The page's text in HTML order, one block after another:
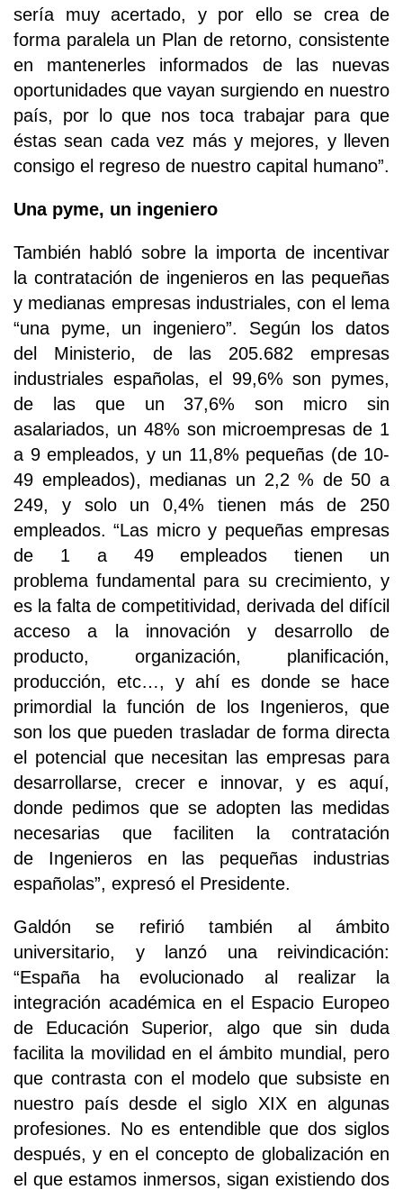
sería muy acertado, y por ello se crea de
forma paralela un Plan de retorno, consistente
en mantenerles informados de las nuevas
oportunidades que vayan surgiendo en nuestro
país, por lo que nos toca trabajar para que
éstas sean cada vez más y mejores, y lleven
consigo el regreso de nuestro capital humano”.
Una pyme, un ingeniero
También habló sobre la importa de incentivar
la contratación de ingenieros en las pequeñas
y medianas empresas industriales, con el lema
“una pyme, un ingeniero”. Según los datos
del Ministerio, de las 205.682 empresas
industriales españolas, el 99,6% son pymes,
de las que un 37,6% son micro sin
asalariados, un 48% son microempresas de 1
a 9 empleados, y un 11,8% pequeñas (de 10-
49 empleados), medianas un 2,2 % de 50 a
249, y solo un 0,4% tienen más de 250
empleados. “Las micro y pequeñas empresas
de 1 a 49 empleados tienen un
problema fundamental para su crecimiento, y
es la falta de competitividad, derivada del difícil
acceso a la innovación y desarrollo de
producto, organización, planificación,
producción, etc…, y ahí es donde se hace
primordial la función de los Ingenieros, que
son los que pueden trasladar de forma directa
el potencial que necesitan las empresas para
desarrollarse, crecer e innovar, y es aquí,
donde pedimos que se adopten las medidas
necesarias que faciliten la contratación
de Ingenieros en las pequeñas industrias
españolas”, expresó el Presidente.
Galdón se refirió también al ámbito
universitario, y lanzó una reivindicación:
“España ha evolucionado al realizar la
integración académica en el Espacio Europeo
de Educación Superior, algo que sin duda
facilita la movilidad en el ámbito mundial, pero
que contrasta con el modelo que subsiste en
nuestro país desde el siglo XIX en algunas
profesiones. No es entendible que dos siglos
después, y en el concepto de globalización en
el que estamos inmersos, sigan existiendo dos